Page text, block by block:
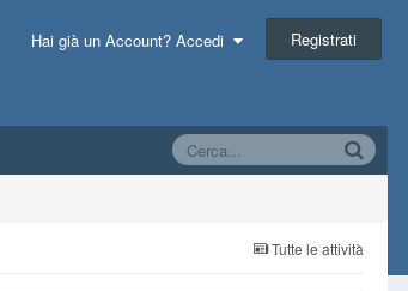
Hai già un Account? Accedi Registrati
Tutte le attività